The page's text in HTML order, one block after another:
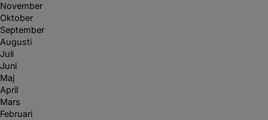
November
Oktober
September
Augusti
Juli
Juni
Maj
April
Mars
Februari